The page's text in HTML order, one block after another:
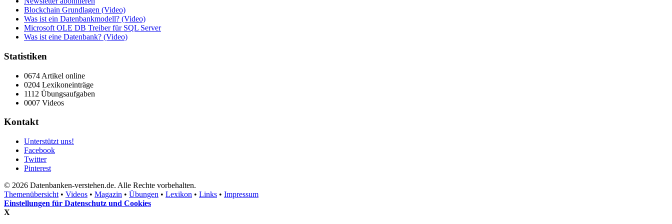
Blockchain Grundlagen (Video)
Was ist ein Datenbankmodell? (Video)
Microsoft OLE DB Treiber für SQL Server
Was ist eine Datenbank? (Video)
Statistiken
0674 Artikel online
0204 Lexikoneinträge
1112 Übungsaufgaben
0007 Videos
Kontakt
Unterstützt uns!
Facebook
Twitter
Pinterest
© 2026 Datenbanken-verstehen.de. Alle Rechte vorbehalten.
Themenübersicht • Videos • Magazin • Übungen • Lexikon • Links • Impressum
Einstellungen für Datenschutz und Cookies
X